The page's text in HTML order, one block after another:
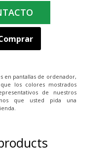
en pantallas de ordenador,
los colores mostrados
de nuestros
que usted pida una